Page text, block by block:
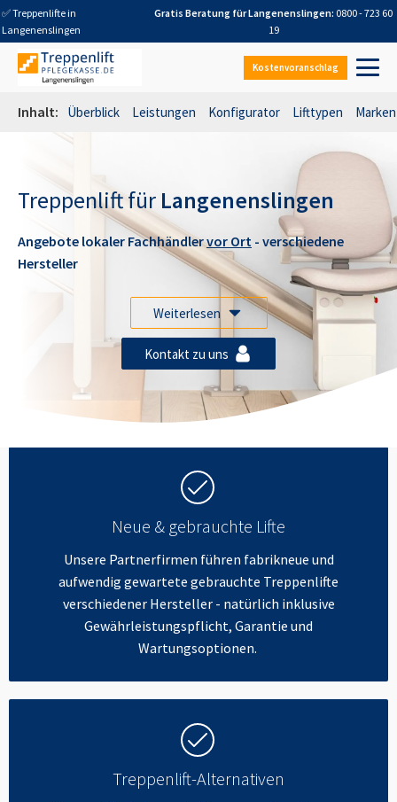
✅ Treppenlifte in
Langenenslingen
Gratis Beratung fürLangenenslingen: 0800 - 723 60
19
Kostenvoranschlag
Inhalt: Überblick Leistungen Konfigurator Lifttypen Marken
Treppenlift für Langenenslingen
Angebote lokaler Fachhändlervor Ort - verschiedene
Hersteller
Weiterlesen
Kontakt zu uns
Neue & gebrauchte Lifte
Unsere Partnerfirmen führen fabrikneue und
aufwendig gewartete gebrauchte Treppenlifte
verschiedener Hersteller - natürlich inklusive
Gewährleistungspflicht, Garantie und
Wartungsoptionen.
Treppenlift-Alternativen